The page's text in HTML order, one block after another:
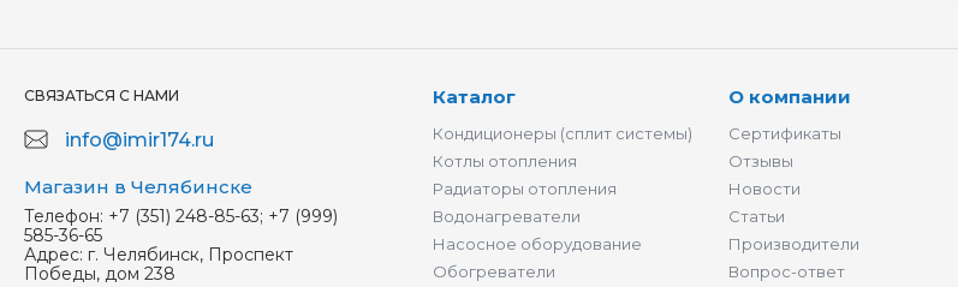
СВЯЗАТЬСЯ С НАМИ
info@imir174.ru
Магазин в Челябинске
Телефон: +7 (351) 248-85-63; +7 (999)
585-36-65
Адрес: г. Челябинск, Проспект
Победы, дом 238
Каталог
Кондиционеры (сплит системы)
Котлы отопления
Радиаторы отопления
Водонагреватели
Насосное оборудование
Обогреватели
О компании
Сертификаты
Отзывы
Новости
Статьи
Производители
Вопрос-ответ